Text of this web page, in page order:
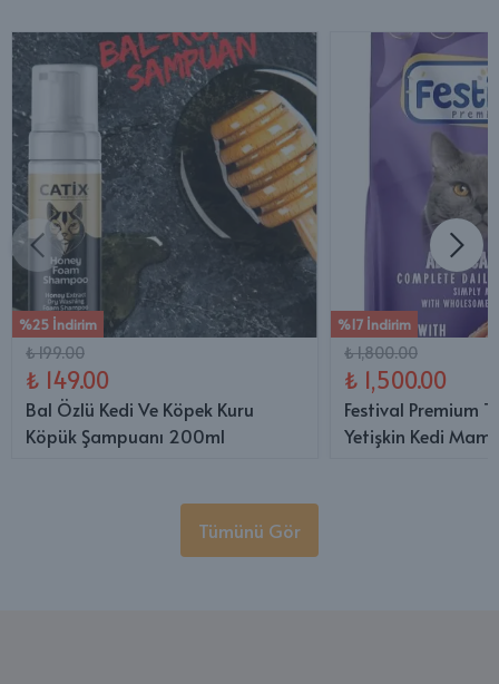
%25 İndirim
₺ 199.00
₺ 149.00
Bal Özlü Kedi Ve Köpek Kuru
Köpük Şampuanı 200ml
%17 İndirim
₺ 1,800.00
₺ 1,500.00
Festival Premium
Yetişkin Kedi
Tümünü Gör